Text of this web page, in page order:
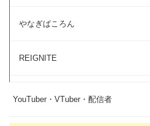
やなぎばころん
REIGNITE
YouTuber・VTuber・配信者